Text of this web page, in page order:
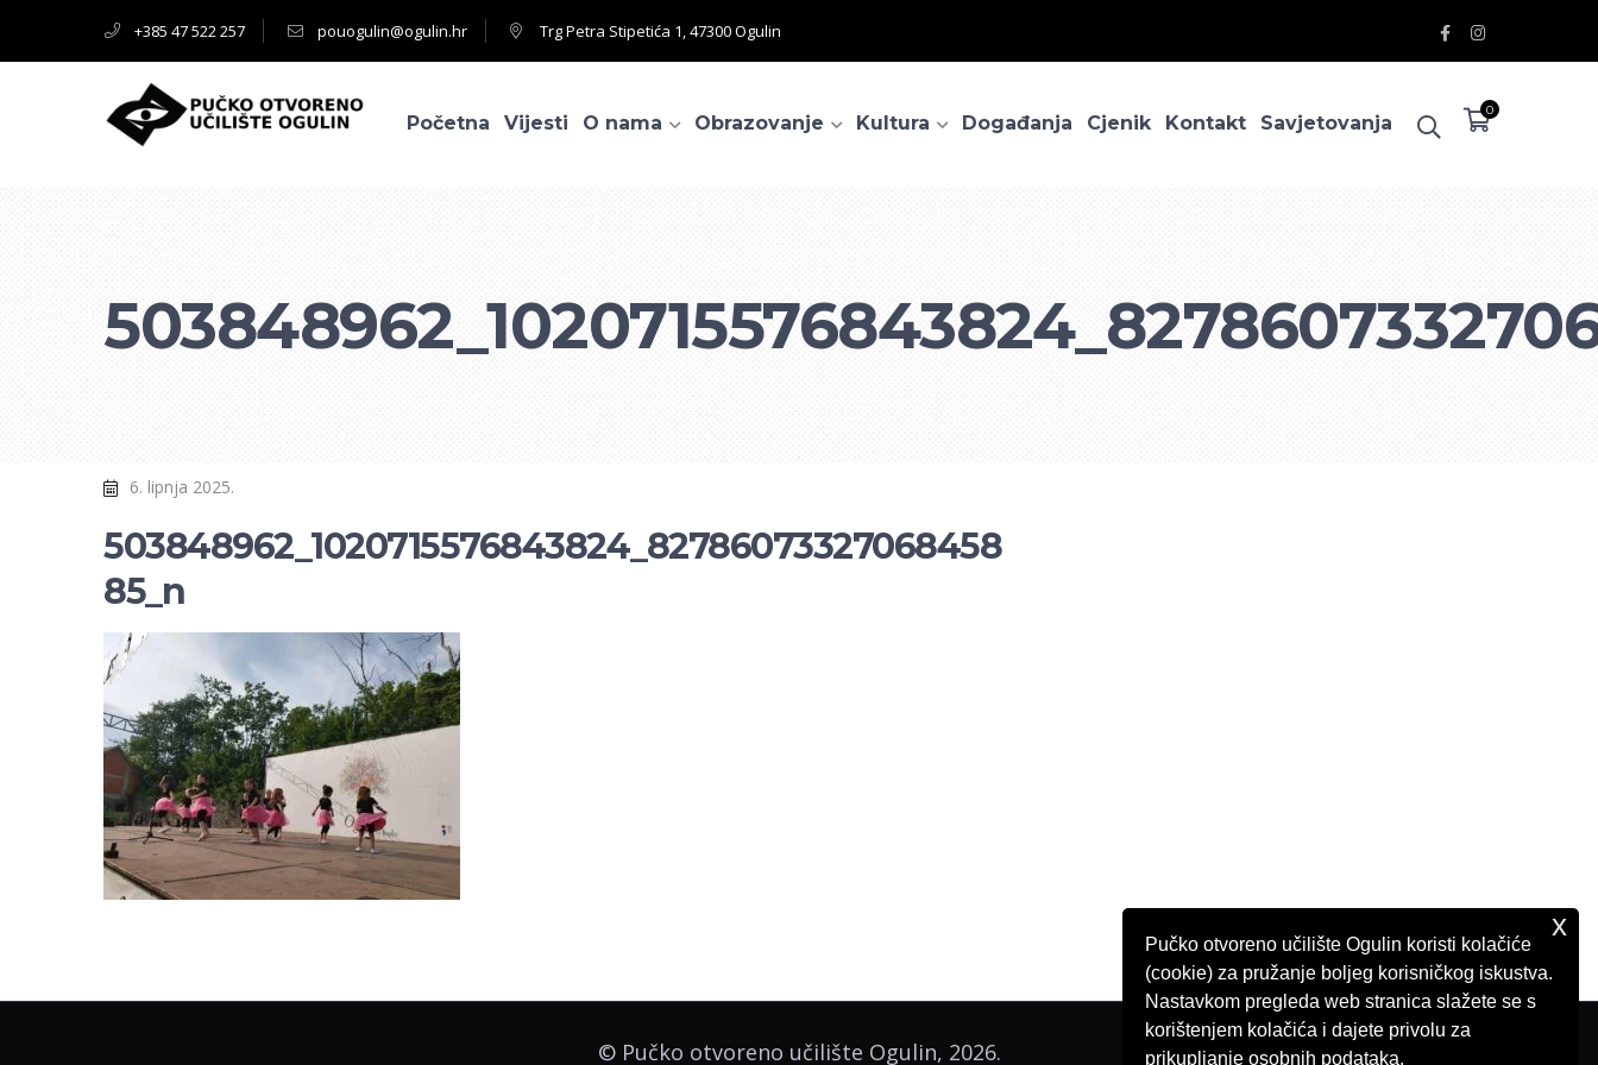
+385 47 522 257 pouogulin@ogulin.hr Trg Petra Stipetića 1, 47300 Ogulin
Facebook
Profile
Instagram
Profile
0
Početna Vijesti O nama Obrazovanje Kultura Događanja Cjenik Kontakt Savjetovanja
6. lipnja 2025.
503848962_1020715576843824_82786073327068458
85_n
© Pučko otvoreno učilište Ogulin, 2026.
Pučko otvoreno učilište Ogulin koristi kolačiće
(cookie) za pružanje boljeg korisničkog iskustva.
Nastavkom pregleda web stranica slažete se s
korištenjem kolačića i dajete privolu za
prikupljanje osobnih podataka.
x